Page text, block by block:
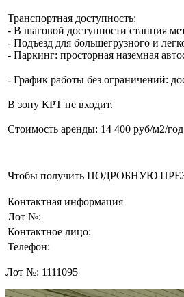
Транспортная доступность:
- В шаговой доступности станция
- Подъезд для большегрузного и
- Паркинг: просторная наземная
- График работы без ограничений:
В зону КРТ не входит.
Стоимость аренды: 14 400 руб/м2/
Чтобы получить ПОДРОБНУЮ
Контактная информация
Лот №:
Контактное лицо:
Телефон:
Лот №: 1111095